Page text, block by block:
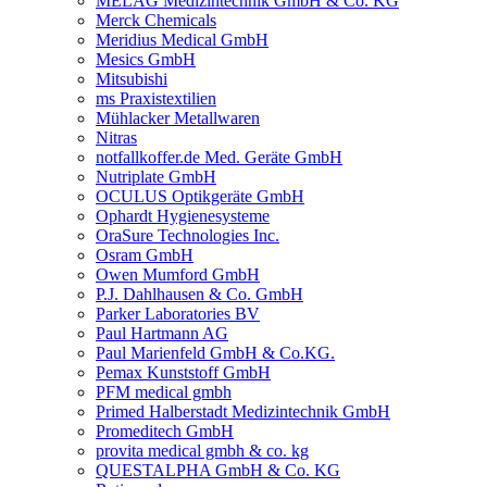
Merck Chemicals
Meridius Medical GmbH
Mesics GmbH
Mitsubishi
ms Praxistextilien
Mühlacker Metallwaren
Nitras
notfallkoffer.de Med. Geräte GmbH
Nutriplate GmbH
OCULUS Optikgeräte GmbH
Ophardt Hygienesysteme
OraSure Technologies Inc.
Osram GmbH
Owen Mumford GmbH
P.J. Dahlhausen & Co. GmbH
Parker Laboratories BV
Paul Hartmann AG
Paul Marienfeld GmbH & Co.KG.
Pemax Kunststoff GmbH
PFM medical gmbh
Primed Halberstadt Medizintechnik GmbH
Promeditech GmbH
provita medical gmbh & co. kg
QUESTALPHA GmbH & Co. KG